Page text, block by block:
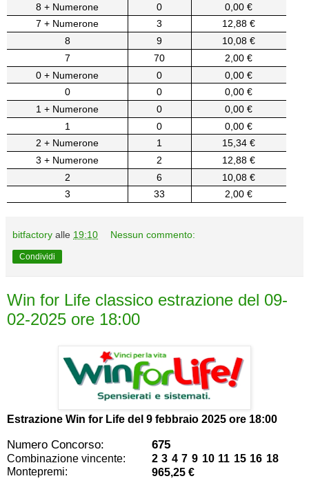
8 + Numerone
0
0,00 €
7 + Numerone
3
12,88 €
8
9
10,08 €
7
70
2,00 €
0 + Numerone
0
0,00 €
0
0
0,00 €
1 + Numerone
0
0,00 €
1
0
0,00 €
2 + Numerone
1
15,34 €
3 + Numerone
2
12,88 €
2
6
10,08 €
3
33 2,00 €
bitfactory alle 19:10 Nessun commento:
Condividi
Win for Life classico estrazione del 09-
02-2025 ore 18:00
Estrazione Win for Life del 9 febbraio 2025 ore 18:00
Numero Concorso: 675
Combinazione vincente:
2 3 4 7 9 10 11 15 16 18
Montepremi:
965,25 €